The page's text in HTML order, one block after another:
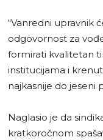
“Vanredni upravnik
odgovornost za
formirati kvalitetan
institucijama i
najkasnije do jeseni
Naglasio je da
kratkoročnom